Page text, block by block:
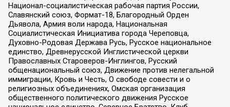
Национал-социалистическая рабочая партия России,
Славянский союз, Формат-18, Благородный Орден
Дьявола, Армия воли народа, Национальная
Социалистическая Инициатива города Череповца,
Духовно-Родовая Держава Русь, Русское национальное
единство, Древнерусской Инглистической церкви
Православных Староверов-Инглингов, Русский
общенациональный союз, Движение против нелегальной
иммиграции, Кровь и Честь, О свободе совести и о
религиозных объединениях, Омская организация
общественного политического движения Русское